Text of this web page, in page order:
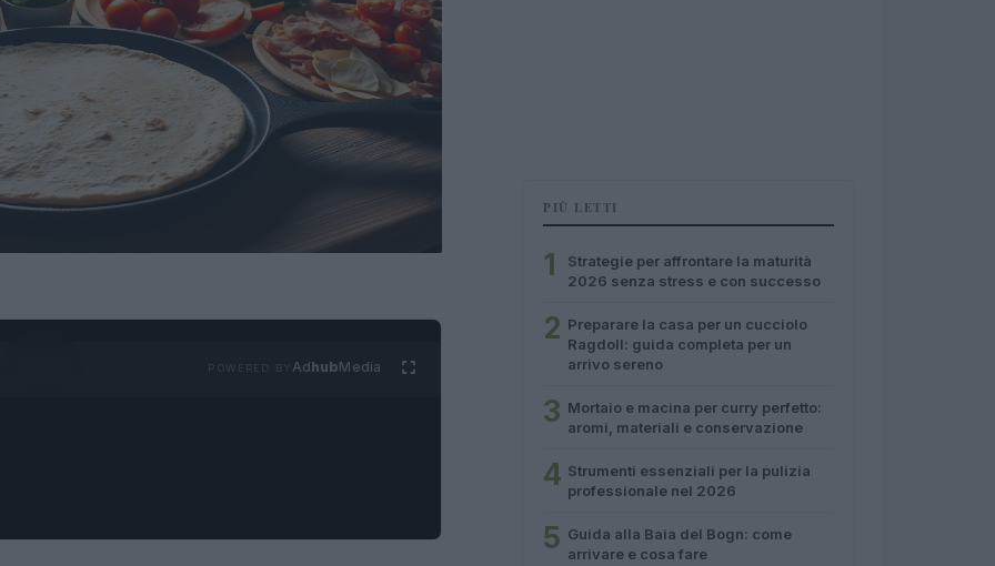
AdhubMedia
PIÙ LETTI
1
Strategie per affrontare la maturità
2026 senza stress e con successo
2 Preparare la casa per un cucciolo
Ragdoll: guida completa per un
arrivo sereno
3 Mortaio e macina per curry perfetto:
aromi, materiali e conservazione
4 Strumenti essenziali per la pulizia
professionale nel 2026
5 Guida alla Baia del Bogn: come
arrivare e cosa fare